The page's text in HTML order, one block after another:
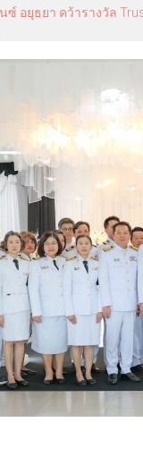
ซ์ อยุธยา คว้ารางวัล